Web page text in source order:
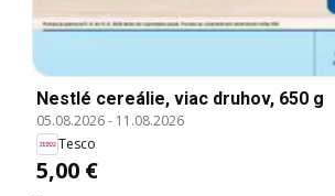
Nestlé cereálie, viac druhov, 650 g
05.08.2026- 11.08.2026
Tesco
5,00 €